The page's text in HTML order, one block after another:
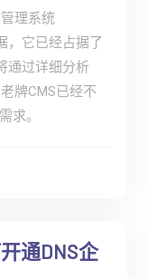
理系统
，它已经占据了
通过详细分析
牌CMS已经不
求。
通DNS企